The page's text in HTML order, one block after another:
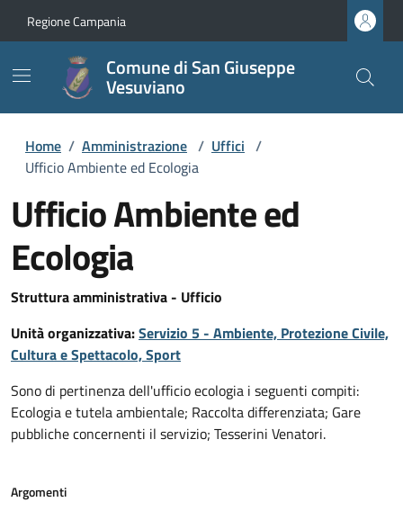
Regione Campania
Comune di San Giuseppe
Vesuviano
Home / Amministrazione / Uffici /
Ufficio Ambiente ed Ecologia
Ufficio Ambiente ed
Ecologia
Struttura amministrativa - Ufficio
Unità organizzativa:Servizio 5 - Ambiente, Protezione Civile,
Cultura e Spettacolo, Sport
Sono di pertinenza dell'ufficio ecologia i seguenti compiti:
Ecologia e tutela ambientale; Raccolta differenziata; Gare
pubbliche concernenti il servizio; Tesserini Venatori.
Argomenti